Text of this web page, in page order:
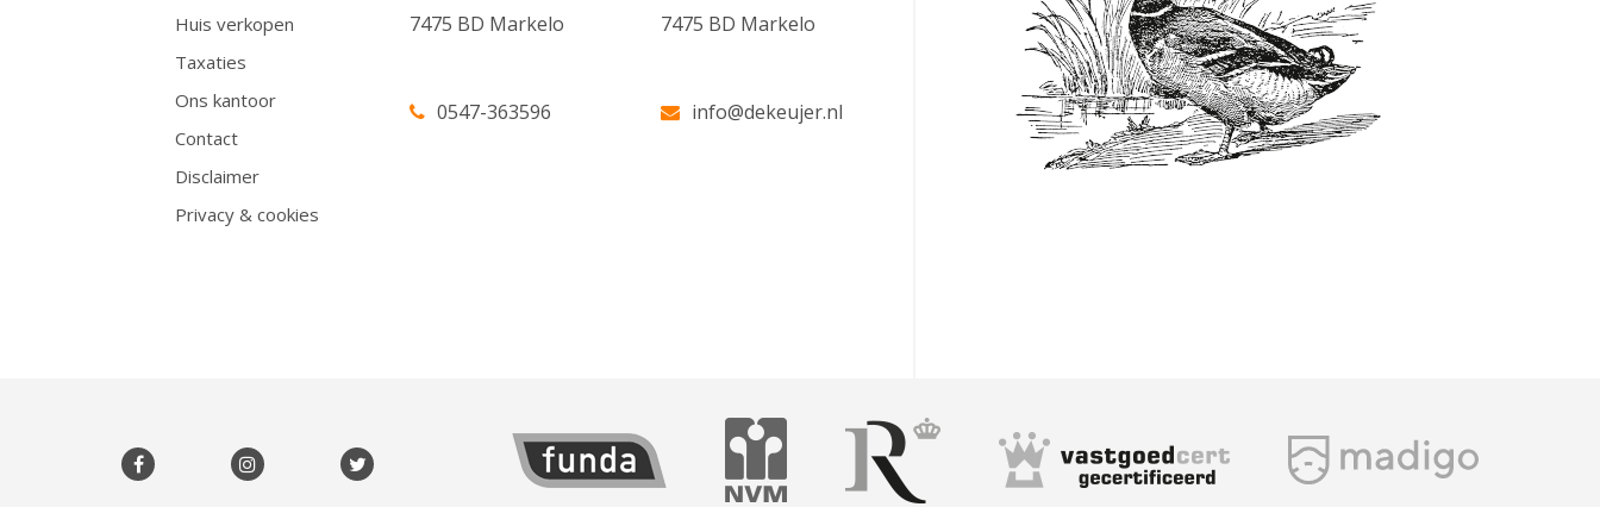
Huis verkopen
Taxaties
Ons kantoor
Contact
Disclaimer
Privacy & cookies
7475 BD Markelo
0547-363596
7475 BD Markelo
info@dekeujer.nl